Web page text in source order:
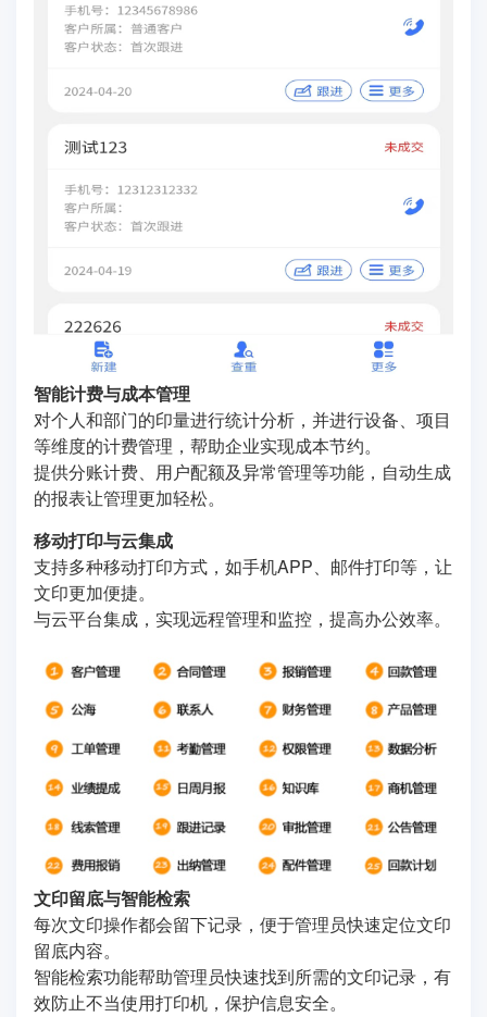
智能计费与成本管理
对个人和部门的印量进行统计分析，并进行设备、项目
等维度的计费管理，帮助企业实现成本节约。
提供分账计费、用户配额及异常管理等功能，自动生成
的报表让管理更加轻松。
移动打印与云集成
支持多种移动打印方式，如手机APP、邮件打印等，让
文印更加便捷。
与云平台集成，实现远程管理和监控，提高办公效率。
文印留底与智能检索
每次文印操作都会留下记录，便于管理员快速定位文印
留底内容。
智能检索功能帮助管理员快速找到所需的文印记录，有
效防止不当使用打印机，保护信息安全。